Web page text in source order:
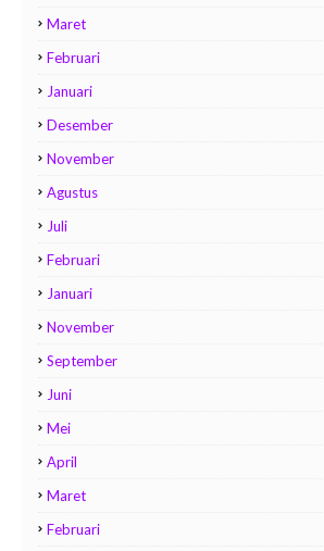
Maret
Februari
Januari
Desember
November
Agustus
Juli
Februari
Januari
November
September
Juni
Mei
April
Maret
Februari